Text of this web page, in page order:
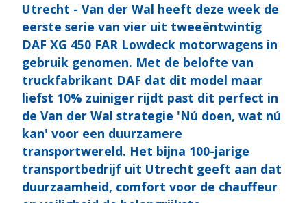
Utrecht - Van der Wal heeft deze week de
eerste serie van vier uit tweeëntwintig
DAF XG 450 FAR Lowdeck motorwagens in
gebruik genomen. Met de belofte van
truckfabrikant DAF dat dit model maar
liefst 10% zuiniger rijdt past dit perfect in
de Van der Wal strategie 'Nú doen, wat nú
kan' voor een duurzamere
transportwereld. Het bijna 100-jarige
transportbedrijf uit Utrecht geeft aan dat
duurzaamheid, comfort voor de chauffeur